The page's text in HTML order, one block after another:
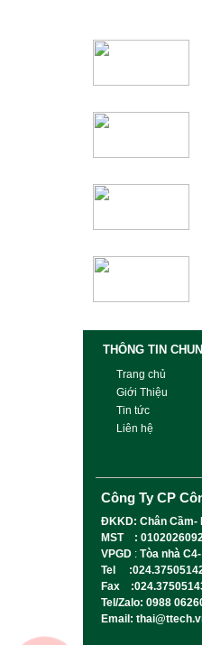
THÔNG TIN
Trang chủ
Giới Thiệu
Tin tức
Liên hệ
Công Ty CP
ĐKKD: Chân Cầm-
MST :
VPGD : Tòa nhà
Tel
Fax
Tel/Zalo: 0988
Email: